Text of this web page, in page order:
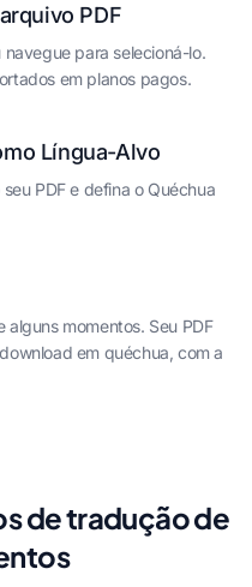
PDF
para selecioná-lo.
em planos pagos.
Língua-Alvo
PDF e defina o Quéchua
momentos. Seu PDF
em quéchua, com a
de tradução de